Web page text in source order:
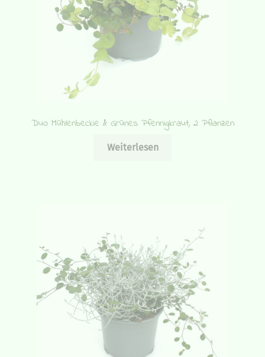
Duo Mühlenbeckie & Grünes Pfennigkraut, 2 Pflanzen
Weiterlesen